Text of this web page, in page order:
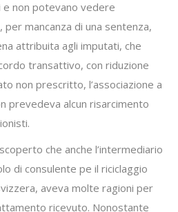
non potevano vedere
mancanza di una sentenza,
attribuita agli imputati, che
transattivo, con riduzione
non prescritto, l’associazione a
prevedeva alcun risarcimento
che anche l’intermediario
di consulente pe il riciclaggio
aveva molte ragioni per
ricevuto. Nonostante